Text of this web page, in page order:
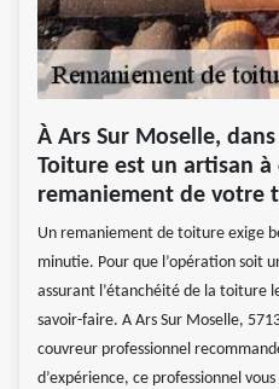
À Ars Sur Moselle,
Toiture est un artisan
remaniement de votre
Un remaniement de toiture exige
minutie. Pour que l’opération soit
assurant l’étanchéité de la toiture
savoir-faire. A Ars Sur Moselle,
couvreur professionnel
d’expérience, ce professionnel